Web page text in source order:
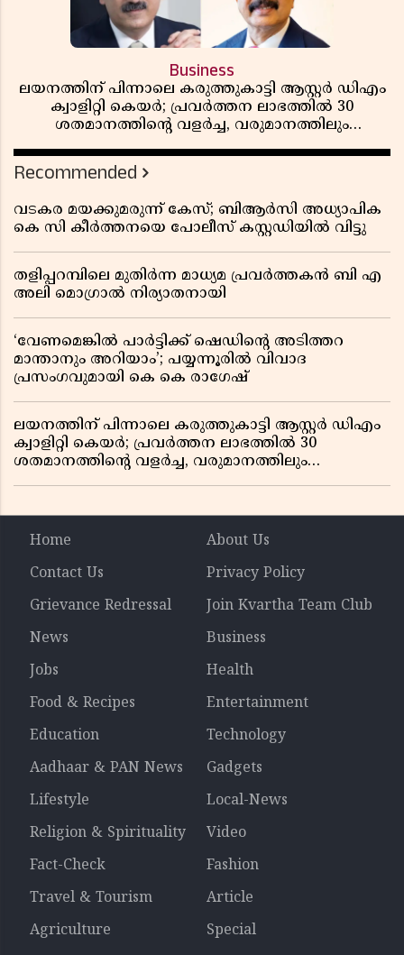
Business
ലയനത്തിന് പിന്നാലെ കരുത്തുകാട്ടി ആസ്റ്റർ ഡിഎം
ക്വാളിറ്റി കെയർ; പ്രവർത്തന ലാഭത്തിൽ 30
ശതമാനത്തിൻ്റെ വളർച്ച, വരുമാനത്തിലും
റിപ്പോർട്ട് പുറത്ത്
Recommended
വടകര മയക്കുമരുന്ന് കേസ്; ബിആർസി അധ്യാപിക
കെ സി കീർത്തനയെ പോലീസ് കസ്റ്റഡിയിൽ വിട്ടു
തളിപ്പറമ്പിലെ മുതിർന്ന മാധ്യമ പ്രവർത്തകൻ ബി എ
അലി മൊഗ്രാൽ നിര്യാതനായി
‘വേണമെങ്കിൽ പാർട്ടിക്ക് ഷെഡിൻ്റെ അടിത്തറ
മാന്താനും അറിയാം’; പയ്യന്നൂരിൽ വിവാദ
പ്രസംഗവുമായി കെ കെ രാഗേഷ്
ലയനത്തിന് പിന്നാലെ കരുത്തുകാട്ടി ആസ്റ്റർ ഡിഎം
ക്വാളിറ്റി കെയർ; പ്രവർത്തന ലാഭത്തിൽ 30
ശതമാനത്തിൻ്റെ വളർച്ച, വരുമാനത്തിലും
Home
About Us
Contact Us
Privacy Policy
Grievance Redressal
Join Kvartha Team Club
News
Business
Jobs
Health
Food & Recipes
Entertainment
Education
Technology
Aadhaar & PAN News
Gadgets
Lifestyle
Local-News
Religion & Spirituality
Video
Fact-Check
Fashion
Travel & Tourism
Article
Agriculture
Special